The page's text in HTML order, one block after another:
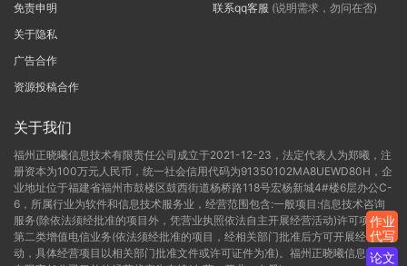
免责申明
关于隐私
广告合作
资源投稿合作
联系qq客服 (说明需求，勿问在否)
关于我们
福州正晓曦信息技术有限责任公司成立于2021-12-23，法定代表人为郑曦，注
册资本为100万元人民币，统一社会信用代码为91350102MA8UEWD80H，企
业地址位于福建省福州市鼓楼区鼓西街道杨桥路118号宏杨新城4#楼6层办公C-
6，所属行业为软件和信息技术服务业，经营范围包含:一般项目:信息技术咨询
服务(除依法须经批准的项目外，凭营业执照依法自主开展经营活动)许可项目:
第二类增值电信业务(依法须经批准的项目，经相关部门批准后方可开展经营活
动，具体经营项目以相关部门批准文件或许可证件为准)。福州正晓曦信息技术
作业
代写
论文